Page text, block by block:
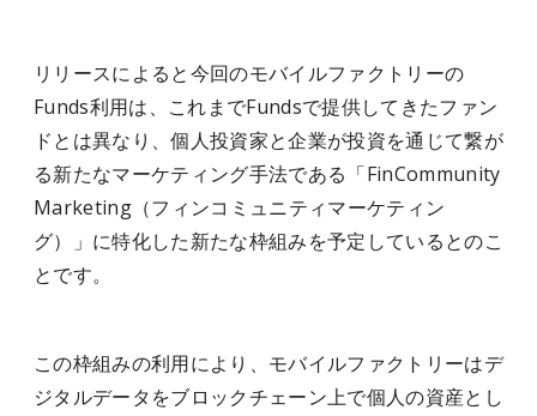
リリースによると今回のモバイルファクトリーの
Funds利用は、これまでFundsで提供してきたファン
ドとは異なり、個人投資家と企業が投資を通じて繋が
る新たなマーケティング手法である「FinCommunity
Marketing（フィンコミュニティマーケティン
グ）」に特化した新たな枠組みを予定しているとのこ
とです。
この枠組みの利用により、モバイルファクトリーはデ
ジタルデータをブロックチェーン上で個人の資産とし